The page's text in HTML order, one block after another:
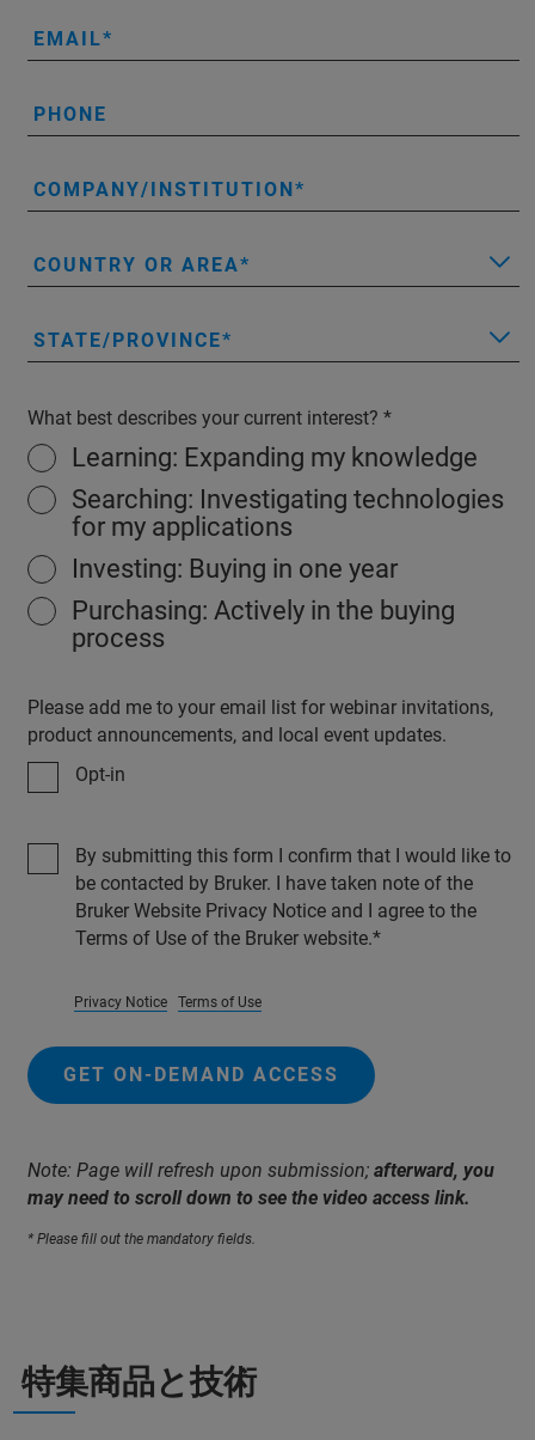
EMAIL
PHONE
COMPANY/INSTITUTION
COUNTRY OR AREA
STATE/PROVINCE
What best describes your current interest?
Learning: Expanding my knowledge
Searching: Investigating technologies
for my applications
Investing: Buying in one year
Purchasing: Actively in the buying
process
Please add me to your email list for webinar invitations,
product announcements, and local event updates.
Opt-in
By submitting this form I confirm that I would like to
be contacted by Bruker. I have taken note of the
Bruker Website Privacy Notice and I agree to the
Terms of Use of the Bruker website.
Privacy Notice Terms of Use
GET ON-DEMAND ACCESS
Note: Page will refresh upon submission; afterward, you
may need to scroll down to see the video access link.
* Please fill out the mandatory fields.
特集商品と技術